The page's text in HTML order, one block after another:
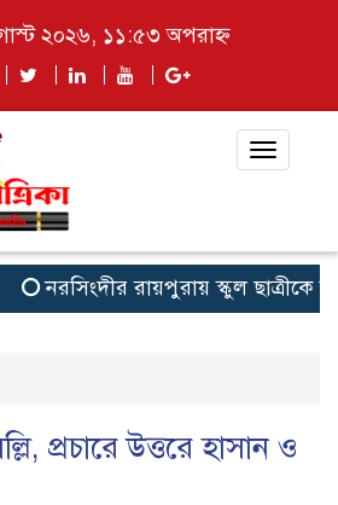
২০২৬, ১১:৫৩ অপরাহ্ন
Toggle
নরসিংদীর রায়পুরায় স্কুল ছাত্রীকে
প্রচারে উত্তরে হাসান ও